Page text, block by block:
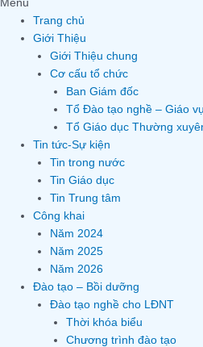
Menu
Trang chủ
Giới Thiệu
Giới Thiệu chung
Cơ cấu tổ chức
Ban Giám đốc
Tổ Đào tạo nghề – Giáo
Tổ Giáo dục Thường
Tin tức-Sự kiện
Tin trong nước
Tin Giáo dục
Tin Trung tâm
Công khai
Năm 2024
Năm 2025
Năm 2026
Đào tạo – Bồi dưỡng
Đào tạo nghề cho LĐNT
Thời khóa biểu
Chương trình đào tạo